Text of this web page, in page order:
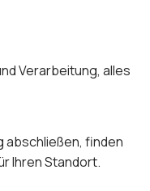
Verarbeitung, alles
abschließen, finden
Ihren Standort.